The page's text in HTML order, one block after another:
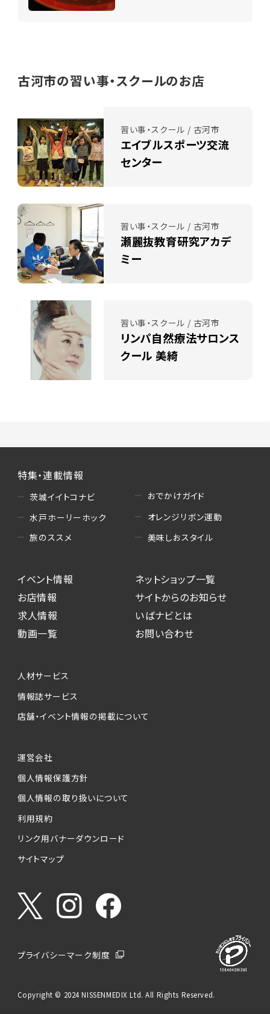
古河市の習い事・スクールのお店
習い事・スクール / 古河市
エイブルスポーツ交流
センター
習い事・スクール / 古河市
瀬麗抜教育研究アカデ
ミー
習い事・スクール / 古河市
リンパ自然療法サロンス
クール 美綺
特集・連載情報
茨城イイトコナビ
水戸ホーリーホック
旅のススメ
おでかけガイド
オレンジリボン運動
美味しおスタイル
イベント情報
お店情報
求人情報
動画一覧
ネットショップ一覧
サイトからのお知らせ
いばナビとは
お問い合わせ
人材サービス
情報誌サービス
店舗・イベント情報の掲載について
運営会社
個人情報保護方針
個人情報の取り扱いについて
利用規約
リンク用バナーダウンロード
サイトマップ
プライバシーマーク制度
Copyright © 2024 NISSENMEDIX Ltd. All Rights Reserved.